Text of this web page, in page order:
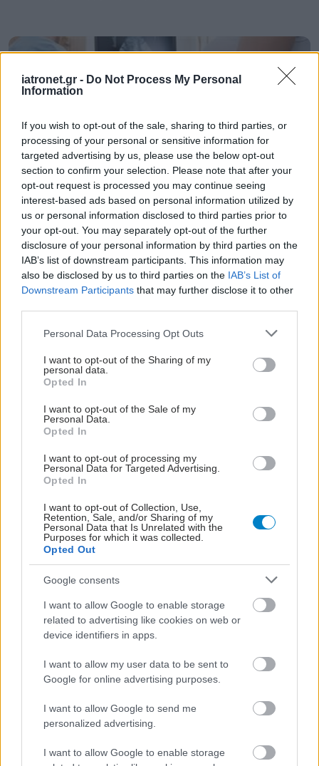
iatronet.gr - Do Not Process My Personal
Information
If you wish to opt-out of the sale, sharing to third parties, or
processing of your personal or sensitive information for
targeted advertising by us, please use the below opt-out
section to confirm your selection. Please note that after your
opt-out request is processed you may continue seeing
interest-based ads based on personal information utilized by
us or personal information disclosed to third parties prior to
your opt-out. You may separately opt-out of the further
disclosure of your personal information by third parties on the
IAB’s list of downstream participants. This information may
also be disclosed by us to third parties on the IAB’s List of
Downstream Participants that may further disclose it to other
Please note that this website/app uses one or more Google
not limited to your visit or usage behaviour. You may click to
grant or deny consent to Google and its third-party tags to
use your data for below specified purposes in below Google
consent section.
Personal Data Processing Opt Outs
I want to opt-out of the Sharing of my
personal data.
Opted In
I want to opt-out of the Sale of my
Personal Data.
Opted In
I want to opt-out of processing my
Personal Data for Targeted Advertising.
Opted In
I want to opt-out of Collection, Use,
Retention, Sale, and/or Sharing of my
Personal Data that Is Unrelated with the
Purposes for which it was collected.
Opted Out
Google consents
I want to allow Google to enable storage
related to advertising like cookies on web or
device identifiers in apps.
I want to allow my user data to be sent to
Google for online advertising purposes.
I want to allow Google to send me
personalized advertising.
I want to allow Google to enable storage
Παρασκευή, 27 Σεπτεμβρίου 2024, 18:00
Τεχνητή γονιμοποίηση: Εξετάζεται παρέμβαση
στην ανάπτυξη του εμβρύου
Αυτό δεν συμβαίνει στη φυσική εγκυμοσύνη, αλλά θα